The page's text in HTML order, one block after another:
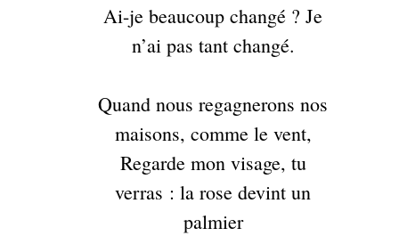
Ai-je beaucoup changé ? Je
n’ai pas tant changé.
Quand nous regagnerons nos
maisons, comme le vent,
Regarde mon visage, tu
verras : la rose devint un
palmier